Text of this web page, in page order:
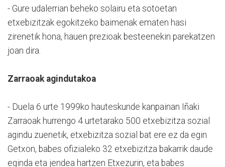
- Gure udalerrian beheko solairu eta sotoetan
etxebizitzak egokitzeko baimenak ematen hasi
zirenetik hona, hauen prezioak besteenekin parekatzen
joan dira.
Zarraoak agindutakoa
- Duela 6 urte 1999ko hauteskunde kanpainan Iñaki
Zarraoak hurrengo 4 urtetarako 500 etxebizitza sozial
agindu zuenetik, etxebizitza sozial bat ere ez da egin
Getxon, babes ofizialeko 32 etxebizitza bakarrik daude
eginda eta jendea hartzen Etxezurin, eta babes